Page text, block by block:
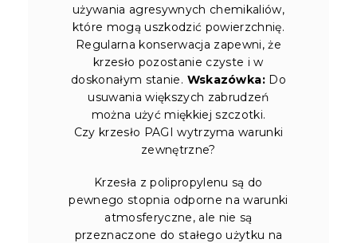
używania agresywnych chemikaliów,
które mogą uszkodzić powierzchnię.
Regularna konserwacja zapewni, że
krzesło pozostanie czyste i w
doskonałym stanie. Wskazówka:Do
usuwania większych zabrudzeń
można użyć miękkiej szczotki.
Czy krzesło PAGI wytrzyma warunki
zewnętrzne?
Krzesła z polipropylenu są do
pewnego stopnia odporne na warunki
atmosferyczne, ale nie są
przeznaczone do stałego użytku na